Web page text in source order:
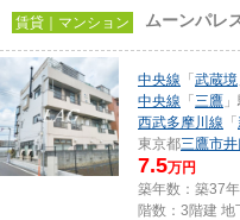
賃貸｜マンション ムーンパレ
中央線 「 武蔵境
中央線 「 三鷹
西武多摩川線 「
東京都三鷹市井
7.5万円
築年数：築37年
階数：3階建 地